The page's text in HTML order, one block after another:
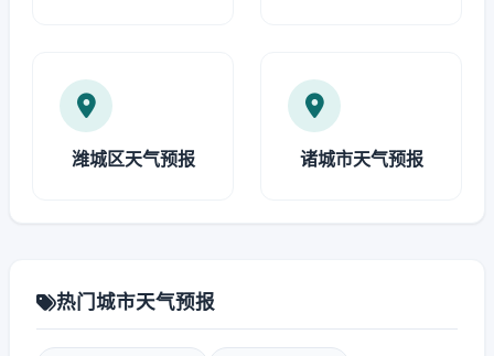
潍城区天气预报 诸城市天气预报
热门城市天气预报